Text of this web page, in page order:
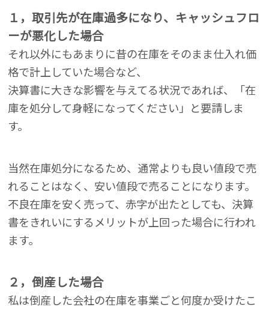
１，取引先が在庫過多になり、キャッシュフロ
ーが悪化した場合
それ以外にもあまりに昔の在庫をそのまま仕入れ価
格で計上していた場合など、
決算書に大きな影響を与えてる状況であれば、「在
庫を処分して身軽になってください」と要請しま
す。
当然在庫処分になるため、通常よりも良い値段で売
れることはなく、安い値段で売ることになります。
不良在庫を安く売って、赤字が出たとしても、決算
書をきれいにするメリットが上回った場合に行われ
ます。
２，倒産した場合
私は倒産した会社の在庫を事業ごと何度か受けたこ